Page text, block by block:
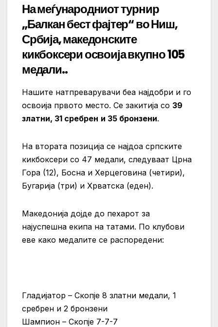
На меѓународниот турнир
„Балканбестфајтер“ во Ниш,
Србија,македонските
кикбоксериосвоија вкупно 105
медали..
Нашите натпреварувачи беа најдобри и го
освоија првото место. Се закитија со 39
златни, 31 сребрен и 35 бронзени.
На втората позиција се најдоа српските
кикбоксери со 47 медали, следуваат Црна
Гора (12), Босна и Херцеговина (четири),
Бугарија (три) и Хрватска (еден).
Македонија дојде до пехарот за
најуспешна екипа на татами. По клубови
еве како медалите се распоредени:
Гладијатор – Скопје 8 златни медали, 1
сребрен и 2 бронзени
Шампион – Скопје 7-7-7